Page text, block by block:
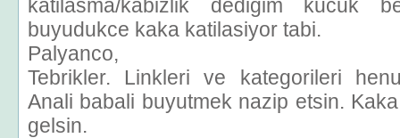
katilasma/kabizlik dedigim kucuk
buyudukce kaka katilasiyor tabi.
Palyanco,
Tebrikler. Linkleri ve kategorileri
Anali babali buyutmek nazip etsin.
gelsin.